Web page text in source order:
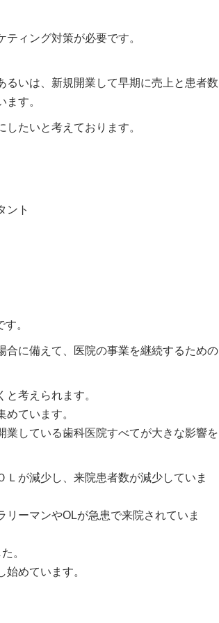
ィング対策が必要です。
いは、新規開業して早期に売上と患者数
す。
たいと考えております。
ント
。
合に備えて、医院の事業を継続するための
考えられます。
ています。
している歯科医院すべてが大きな影響を
が減少し、来院患者数が減少していま
ーマンやOLが急患で来院されていま
。
めています。